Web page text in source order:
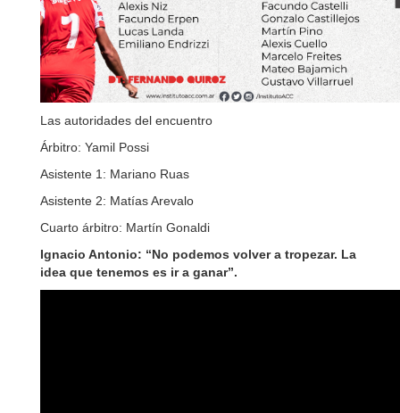
Las autoridades del encuentro
Árbitro: Yamil Possi
Asistente 1: Mariano Ruas
Asistente 2: Matías Arevalo
Cuarto árbitro: Martín Gonaldi
Ignacio Antonio: “No podemos volver a tropezar. La
idea que tenemos es ir a ganar”.